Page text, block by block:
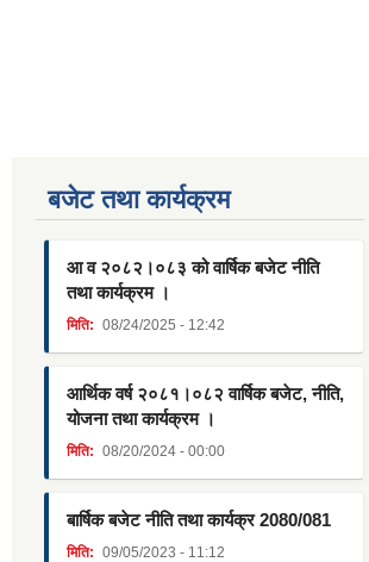
बजेट तथा कार्यक्रम
आ व २०८२।०८३ को वार्षिक बजेट नीति
तथा कार्यक्रम ।
मिति: 08/24/2025 - 12:42
आर्थिक वर्ष २०८१।०८२ वार्षिक बजेट, नीति,
योजना तथा कार्यक्रम ।
मिति: 08/20/2024 - 00:00
बार्षिक बजेट नीति तथा कार्यक्र 2080/081
मिति: 09/05/2023 - 11:12